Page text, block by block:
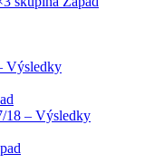
Výsledky
18 – Výsledky